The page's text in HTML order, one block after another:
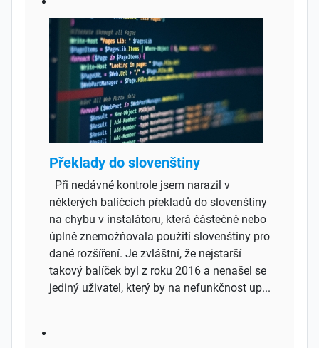
Překlady do slovenštiny
Při nedávné kontrole jsem narazil v
některých balíčcích překladů do slovenštiny
na chybu v instalátoru, která částečně nebo
úplně znemožňovala použití slovenštiny pro
dané rozšíření. Je zvláštní, že nejstarší
takový balíček byl z roku 2016 a nenašel se
jediný uživatel, který by na nefunkčnost up...